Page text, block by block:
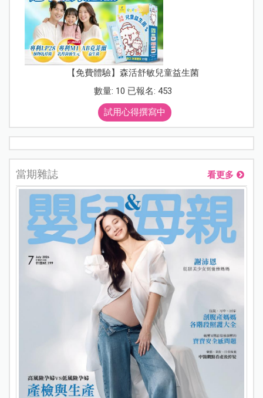
【免費體驗】森活舒敏兒童益生菌
數量: 10 已報名: 453
試用心得撰寫中
當期雜誌 看更多